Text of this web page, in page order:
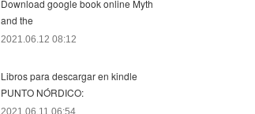
Download google book online Myth
and the
2021.06.12 08:12
Libros para descargar en kindle
PUNTO NÓRDICO:
2021.06.11 06:54